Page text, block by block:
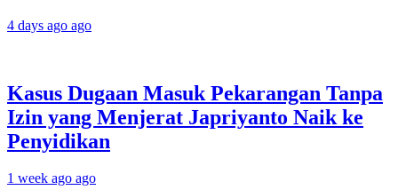
4 days ago ago
Kasus Dugaan Masuk Pekarangan Tanpa
Izin yang Menjerat Japriyanto Naik ke
Penyidikan
1 week ago ago